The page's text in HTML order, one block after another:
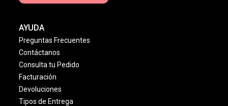
AYUDA
Preguntas Frecuentes
Contáctanos
Consulta tu Pedido
Facturación
Devoluciones
Tipos de Entrega